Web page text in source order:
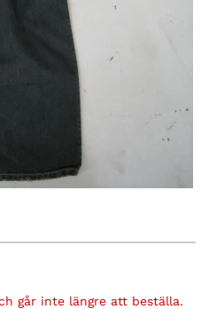
går inte längre att beställa.